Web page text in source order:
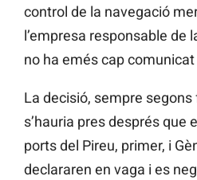
control de la navegació
l’empresa responsable de
no ha emés cap
La decisió, sempre
s’hauria pres després que
ports del Pireu, primer, i
declararen en vaga i es